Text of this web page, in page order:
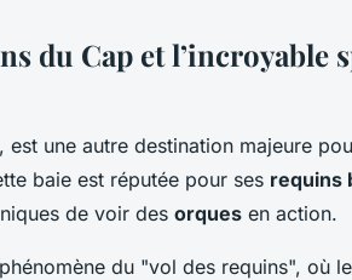
du Cap et l’incroyable
est une autre destination majeure
baie est réputée pour ses requins
de voir des orques en action.
du "vol des requins", où